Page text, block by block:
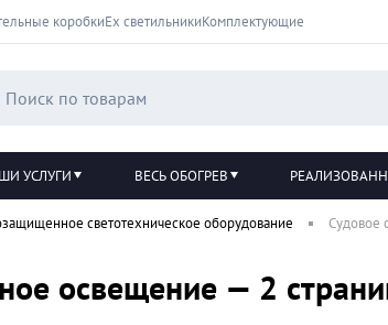
коробкиЕх светильникиКомплектующие
УСЛУГИ ВЕСЬ ОБОГРЕВ
светотехническое оборудование Судовое
освещение — 2